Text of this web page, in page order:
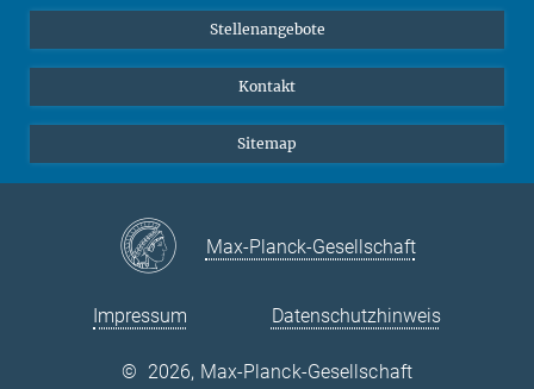
LinkedIn
Stellenangebote
Kontakt
Sitemap
Max-Planck-Gesellschaft
Impressum Datenschutzhinweis
© 2026, Max-Planck-Gesellschaft